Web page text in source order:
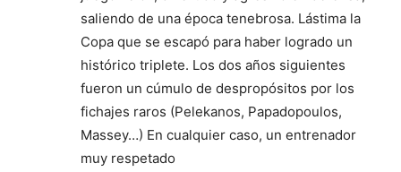
saliendo de una época tenebrosa. Lástima la
Copa que se escapó para haber logrado un
histórico triplete. Los dos años siguientes
fueron un cúmulo de despropósitos por los
fichajes raros (Pelekanos, Papadopoulos,
Massey…) En cualquier caso, un entrenador
muy respetado